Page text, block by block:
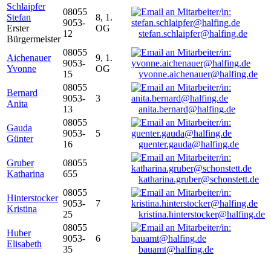
Schlaipfer
Stefan
Erster
Bürgermeister
08055
9053-
12
8, 1.
OG
stefan.schlaipfer@halfing.de
Aichenauer
Yvonne
08055
9053-
15
9, 1.
OG
yvonne.aichenauer@halfing.de
Bernard
Anita
08055
9053-
13
3
anita.bernard@halfing.de
Gauda
Günter
08055
9053-
16
5
guenter.gauda@halfing.de
Gruber
Katharina
08055
655
katharina.gruber@schonstett.de
Hinterstocker
Kristina
08055
9053-
25
7
kristina.hinterstocker@halfing.de
Huber
Elisabeth
08055
9053-
35
6
bauamt@halfing.de